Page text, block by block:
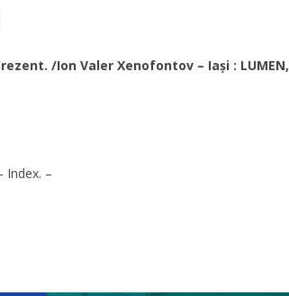
/Ion Valer Xenofontov – Iași : LUMEN,
Index. –